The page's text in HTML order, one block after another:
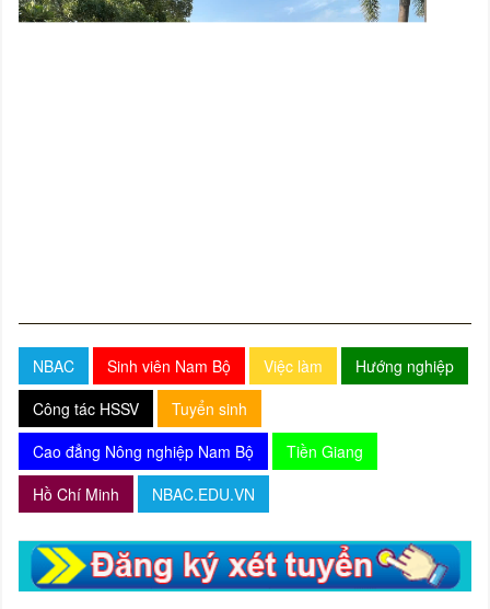
NBAC Sinh viên Nam Bộ Việc làm
Hướng nghiệp
Công tác HSSV
Tuyển sinh
Cao đẳng Nông nghiệp Nam Bộ
Tiền Giang
Hồ Chí Minh
NBAC.EDU.VN